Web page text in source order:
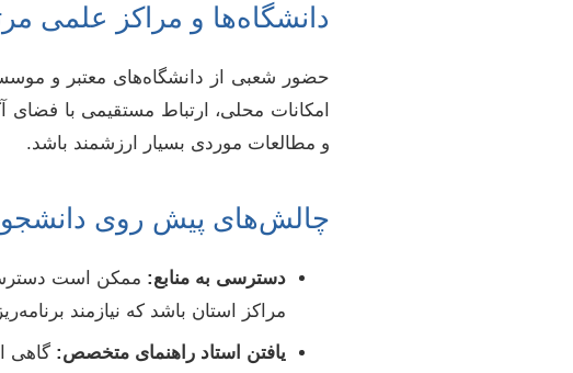
دانشگاه‌ها و مراکز علمی
حضور شعبی از دانشگاه‌های معتبر و
امکانات محلی، ارتباط مستقیمی با فضای
و مطالعات موردی بسیار ارزشمند باشد.
چالش‌های پیش روی
دسترسی به منابع: ممکن است
مراکز استان باشد که نیازمند
یافتن استاد راهنمای متخصص: گاهی